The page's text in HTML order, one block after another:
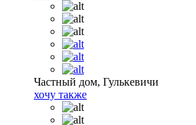
Частный дом, Гулькевичи
хочу также